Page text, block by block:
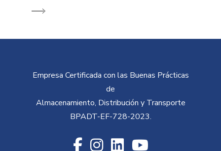
Empresa Certificada con las Buenas Prácticas
de
Almacenamiento, Distribución y Transporte
BPADT-EF-728-2023.